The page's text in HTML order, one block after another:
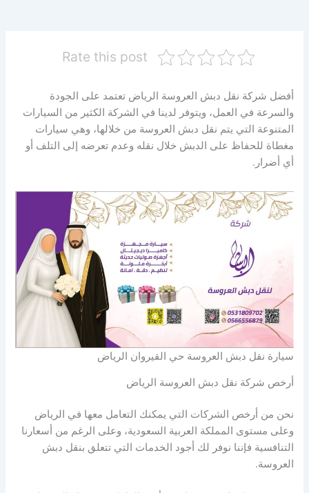
Rate this post
أفضل شركة نقل دبش العروسة الرياض تعتمد على الجودة
والسرعة في العمل، ويتوفر لدينا في الشركة الكثير من السيارات
المتنوعة التي يتم نقل دبش العروسة من خلالها، وهي سيارات
مغطاة للحفاظ على الدبش خلال نقله وعدم تعرضه إلى التلف أو
أي أضرار.
سيارة نقل دبش العروسة حي القيروان الرياض
أرخص شركة نقل دبش العروسة الرياض
نحن من أرخص الشركات التي يمكنك التعامل معها في الرياض
وعلى مستوى المملكة العربية السعودية، وعلى الرغم من أسعارنا
التنافسية فإننا نوفر لك أجود الخدمات التي تتعلق بنقل دبش
العروسة.